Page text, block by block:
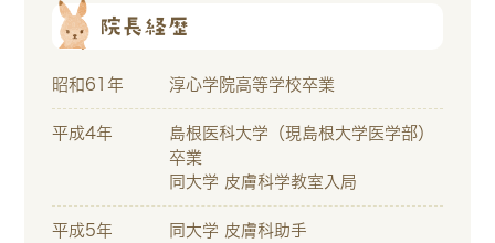
院長経歴
昭和61年 淳心学院高等学校卒業
平成4年
島根医科大学（現島根大学医学部）
卒業
同大学 皮膚科学教室入局
平成5年 同大学 皮膚科助手